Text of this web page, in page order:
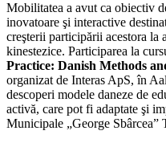
Mobilitatea a avut ca obiectiv
inovatoare şi interactive
creşterii participării acestora la
kinestezice. Participarea la
Practice: Danish Methods
organizat de Interas ApS, în
descoperi modele daneze de
activă, care pot fi adaptate şi
Municipale „George Sbârcea”